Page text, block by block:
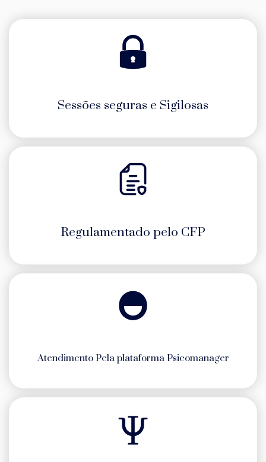
Sessões seguras e Sigilosas​
Regulamentado pelo CFP
Atendimento Pela plataforma Psicomanager